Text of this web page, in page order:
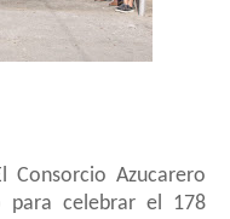
Consorcio Azucarero
para celebrar el 178